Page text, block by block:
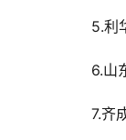
5.利
6.山
7.齐